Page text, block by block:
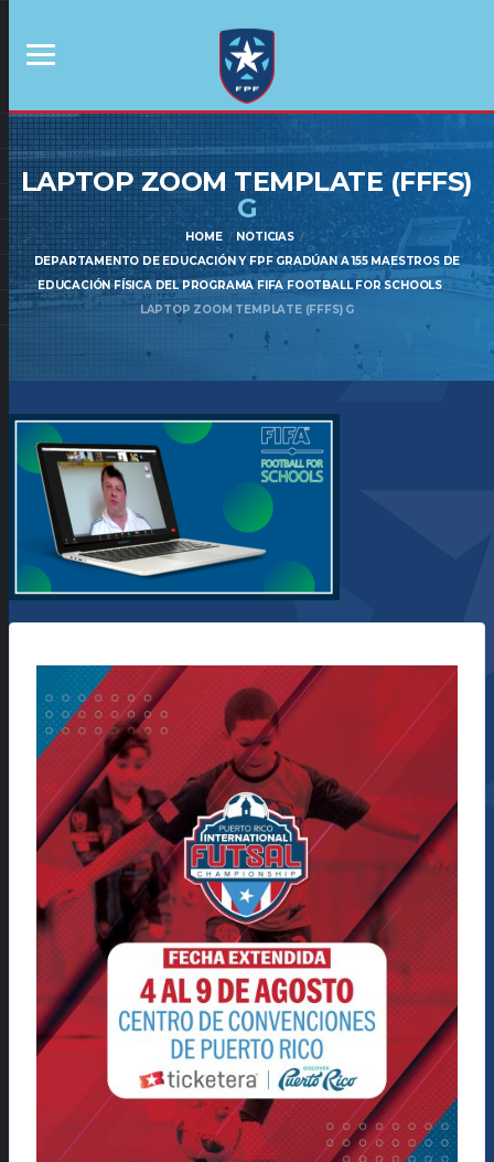
LAPTOP ZOOM TEMPLATE (FFFS)
G
HOME
NOTICIAS
DEPARTAMENTO DE EDUCACIÓN Y FPF GRADÚAN A 155 MAESTROS DE
EDUCACIÓN FÍSICA DEL PROGRAMA FIFA FOOTBALL FOR SCHOOLS
LAPTOP ZOOM TEMPLATE (FFFS) G